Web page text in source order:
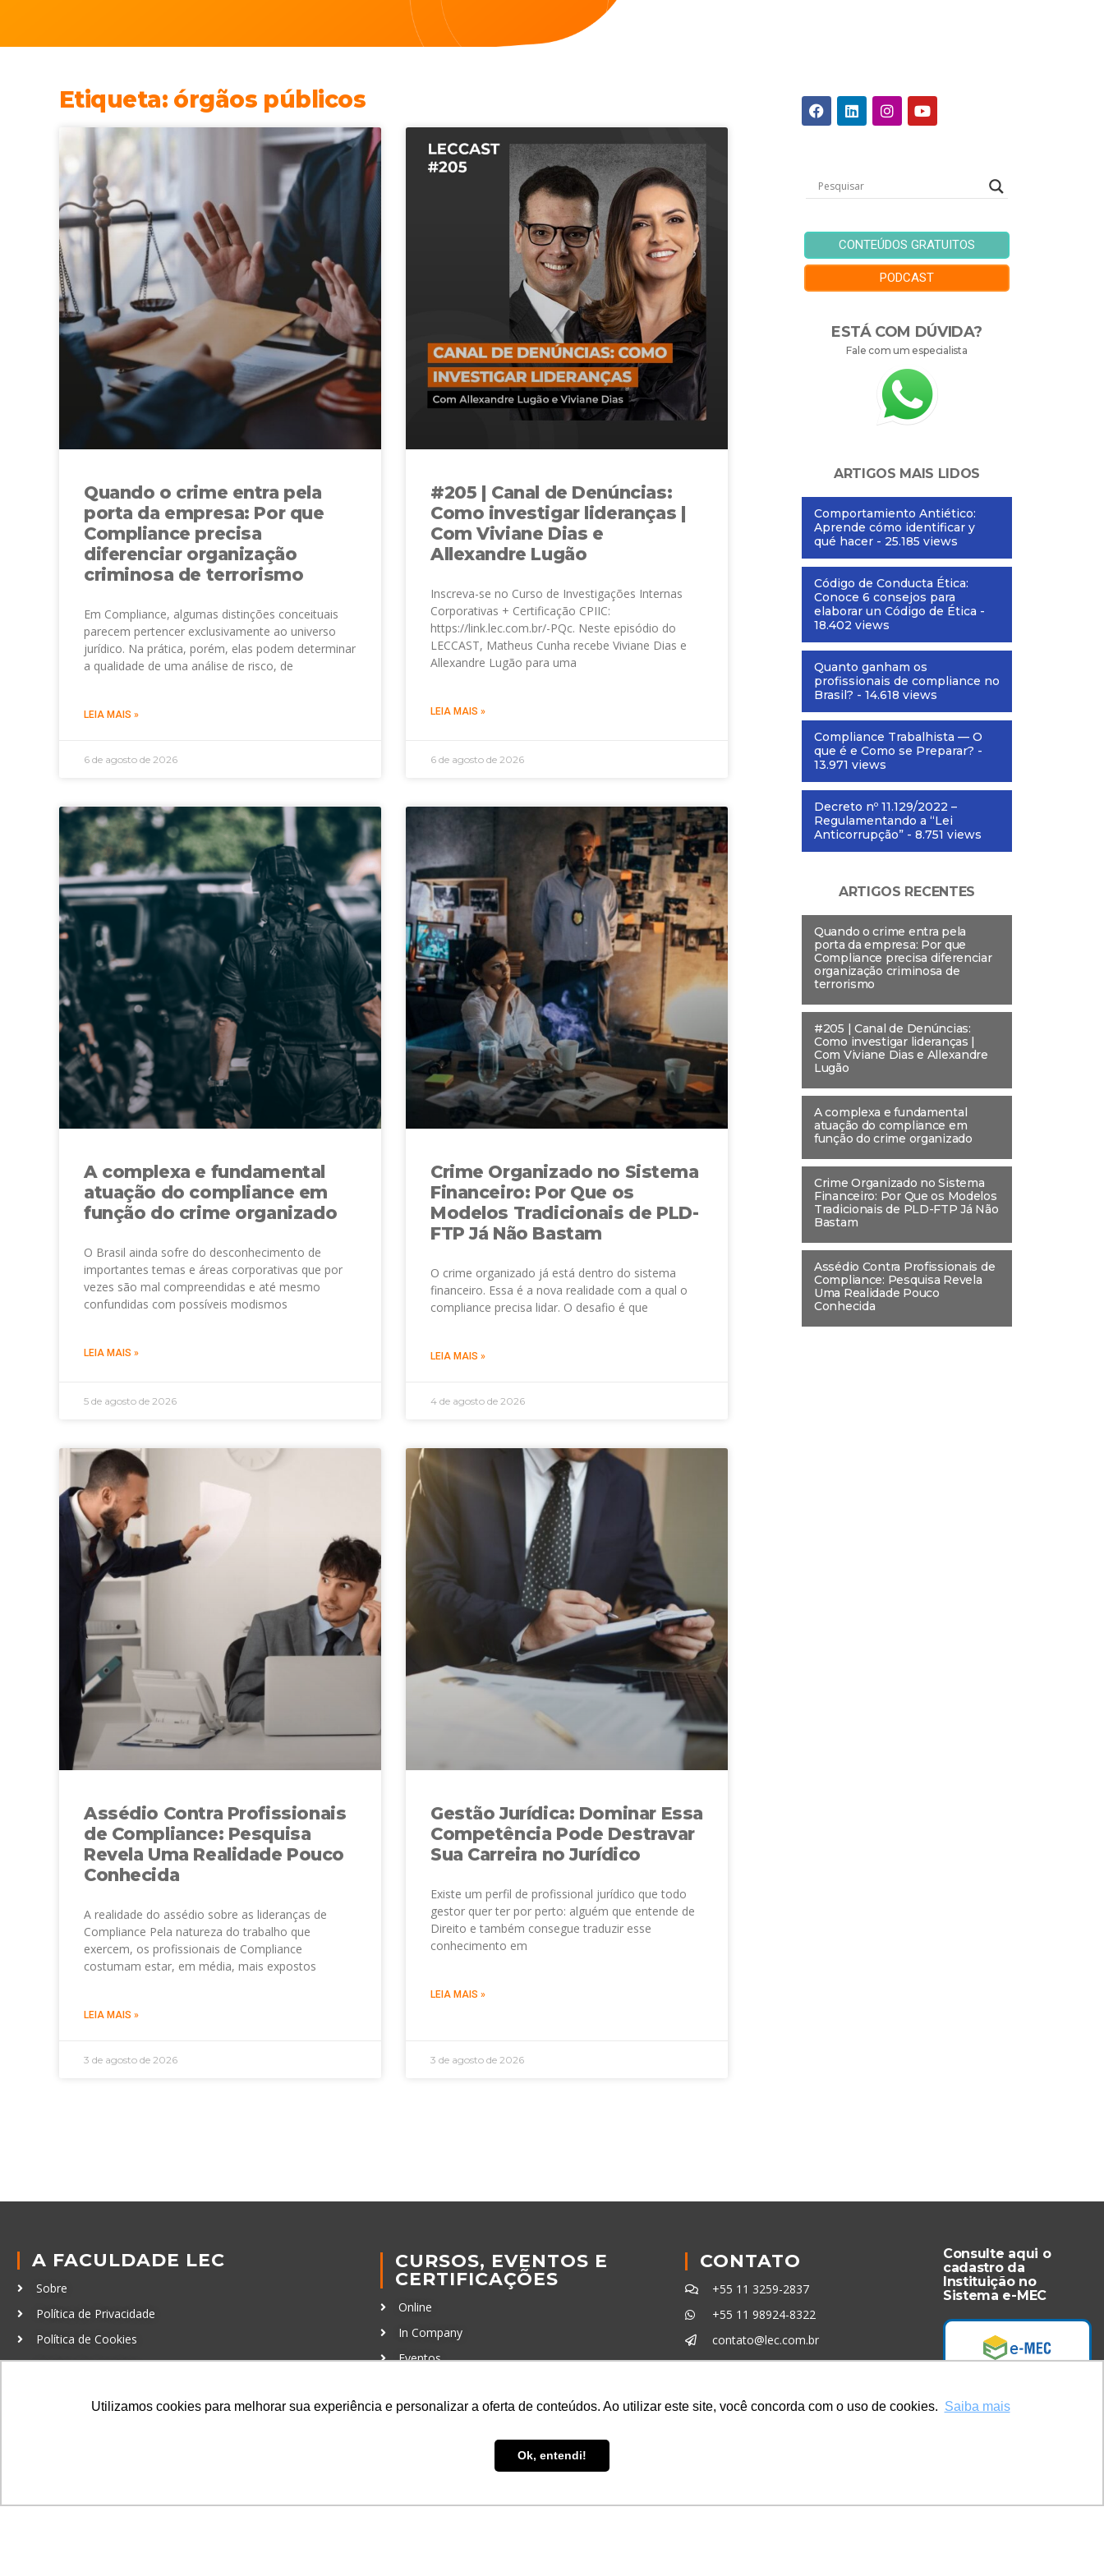
Utilizamos cookies para melhorar sua experiência e personalizar a oferta de conteúdos. Ao utilizar este site, você concorda com o uso de cookies. Saiba mais
Ok, entendi!
Etiqueta: órgãos públicos
Quando o crime entra pela
porta da empresa: Por que
Compliance precisa
diferenciar organização
criminosa de terrorismo
Em Compliance, algumas distinções conceituais
parecem pertencer exclusivamente ao universo
jurídico. Na prática, porém, elas podem determinar
a qualidade de uma análise de risco, de
LEIA MAIS »
6 de agosto de 2026
#205 | Canal de Denúncias:
Como investigar lideranças |
Com Viviane Dias e
Allexandre Lugão
Inscreva-se no Curso de Investigações Internas
Corporativas + Certificação CPIIC:
https://link.lec.com.br/-PQc. Neste episódio do
LECCAST, Matheus Cunha recebe Viviane Dias e
Allexandre Lugão para uma
LEIA MAIS »
6 de agosto de 2026
A complexa e fundamental
atuação do compliance em
função do crime organizado
O Brasil ainda sofre do desconhecimento de
importantes temas e áreas corporativas que por
vezes são mal compreendidas e até mesmo
confundidas com possíveis modismos
LEIA MAIS »
5 de agosto de 2026
Crime Organizado no Sistema
Financeiro: Por Que os
Modelos Tradicionais de PLD-
FTP Já Não Bastam
O crime organizado já está dentro do sistema
financeiro. Essa é a nova realidade com a qual o
compliance precisa lidar. O desafio é que
LEIA MAIS »
4 de agosto de 2026
Assédio Contra Profissionais
de Compliance: Pesquisa
Revela Uma Realidade Pouco
Conhecida
A realidade do assédio sobre as lideranças de
Compliance Pela natureza do trabalho que
exercem, os profissionais de Compliance
costumam estar, em média, mais expostos
LEIA MAIS »
3 de agosto de 2026
Gestão Jurídica: Dominar Essa
Competência Pode Destravar
Sua Carreira no Jurídico
Existe um perfil de profissional jurídico que todo
gestor quer ter por perto: alguém que entende de
Direito e também consegue traduzir esse
conhecimento em
LEIA MAIS »
3 de agosto de 2026
CONTEÚDOS GRATUITOS
PODCAST
ESTÁ COM DÚVIDA?
Fale com um especialista
ARTIGOS MAIS LIDOS
Comportamiento Antiético:
Aprende cómo identificar y
qué hacer - 25.185 views
Código de Conducta Ética:
Conoce 6 consejos para
elaborar un Código de Ética -
18.402 views
Quanto ganham os
profissionais de compliance no
Brasil? - 14.618 views
Compliance Trabalhista — O
que é e Como se Preparar? -
13.971 views
Decreto nº 11.129/2022 –
Regulamentando a “Lei
Anticorrupção” - 8.751 views
ARTIGOS RECENTES
Quando o crime entra pela
porta da empresa: Por que
Compliance precisa diferenciar
organização criminosa de
terrorismo
#205 | Canal de Denúncias:
Como investigar lideranças |
Com Viviane Dias e Allexandre
Lugão
A complexa e fundamental
atuação do compliance em
função do crime organizado
Crime Organizado no Sistema
Financeiro: Por Que os Modelos
Tradicionais de PLD-FTP Já Não
Bastam
Assédio Contra Profissionais de
Compliance: Pesquisa Revela
Uma Realidade Pouco
Conhecida
A FACULDADE LEC
Sobre
Política de Privacidade
Política de Cookies
Código de Conduta
CURSOS, EVENTOS E
CERTIFICAÇÕES
Online
In Company
Eventos
CONTATO
+55 11 3259-2837
+55 11 98924-8322
contato@lec.com.br
Ferramenta Antifraude
Consulte aqui o
cadastro da
Instituição no
Sistema e-MEC